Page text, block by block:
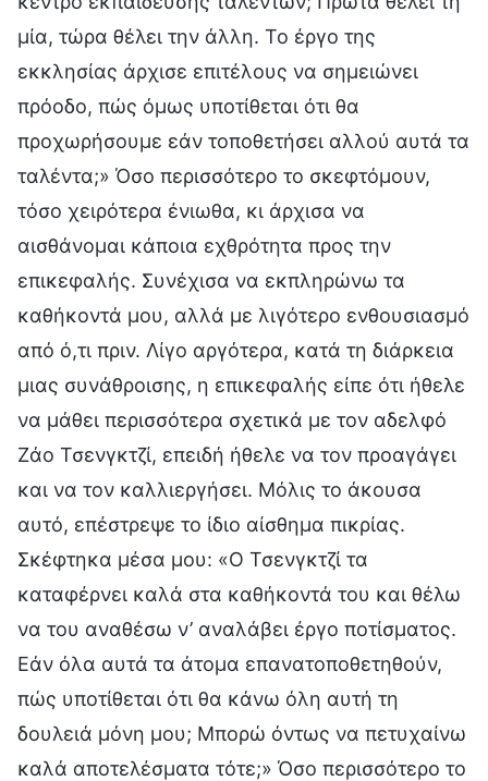
μία, τώρα θέλει την άλλη. Το έργο της
εκκλησίας άρχισε επιτέλους να σημειώνει
πρόοδο, πώς όμως υποτίθεται ότι θα
προχωρήσουμε εάν τοποθετήσει αλλού αυτά τα
ταλέντα;» Όσο περισσότερο το σκεφτόμουν,
τόσο χειρότερα ένιωθα, κι άρχισα να
αισθάνομαι κάποια εχθρότητα προς την
επικεφαλής. Συνέχισα να εκπληρώνω τα
καθήκοντά μου, αλλά με λιγότερο ενθουσιασμό
από ό,τι πριν. Λίγο αργότερα, κατά τη διάρκεια
μιας συνάθροισης, η επικεφαλής είπε ότι ήθελε
να μάθει περισσότερα σχετικά με τον αδελφό
Ζάο Τσενγκτζί, επειδή ήθελε να τον προαγάγει
και να τον καλλιεργήσει. Μόλις το άκουσα
αυτό, επέστρεψε το ίδιο αίσθημα πικρίας.
Σκέφτηκα μέσα μου: «Ο Τσενγκτζί τα
καταφέρνει καλά στα καθήκοντά του και θέλω
να του αναθέσω ν’ αναλάβει έργο ποτίσματος.
Εάν όλα αυτά τα άτομα επανατοποθετηθούν,
πώς υποτίθεται ότι θα κάνω όλη αυτή τη
δουλειά μόνη μου; Μπορώ όντως να πετυχαίνω
καλά αποτελέσματα τότε;» Όσο περισσότερο το